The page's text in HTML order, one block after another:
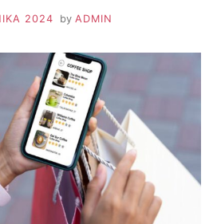
2024 by ADMIN